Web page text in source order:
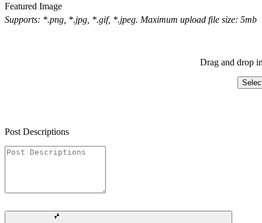
Featured Image
Supports: *.png, *.jpg, *.gif, *.jpeg. Maximum upload file size: 5mb
Drag and drop
Post Descriptions